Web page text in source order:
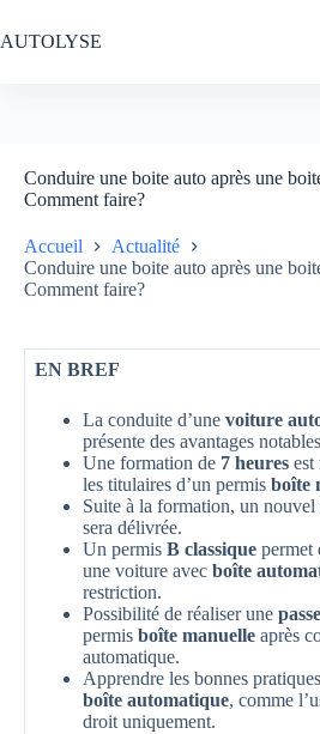
au
contenu
AUTOLYSE
Conduire une boite auto après une
Comment faire?
Accueil
Actualité
Conduire une boite auto après une
Comment faire?
EN BREF
La conduite d’une voiture
présente des avantages
Une formation de 7 heures est
les titulaires d’un permis boîte
Suite à la formation, un nouvel
sera délivrée.
Un permis B classique permet
une voiture avec boîte
restriction.
Possibilité de réaliser une
permis boîte manuelle après
automatique.
Apprendre les bonnes
boîte automatique, comme
droit uniquement.